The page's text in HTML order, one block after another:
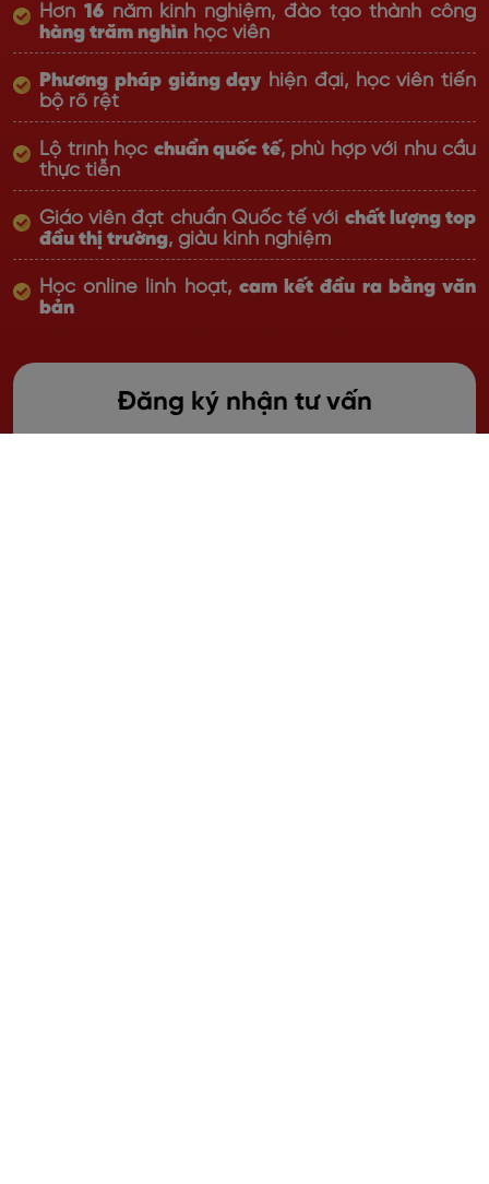
Hơn 16năm kinh nghiệm, đào tạo thành công
hàng trăm nghìn học viên
Phương pháp giảng dạy hiện đại, học viên tiến
bộ rõ rệt
Lộ trình học chuẩn quốc tế, phù hợp với nhu cầu
thực tiễn
Giáo viên đạt chuẩn Quốc tế với chất lượng top
đầu thị trường, giàu kinh nghiệm
Học online linh hoạt, cam kết đầu ra bằng văn
bản
Đăng ký nhận tư vấn